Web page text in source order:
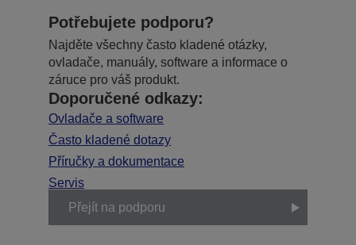
Potřebujete podporu?
Najděte všechny často kladené otázky,
ovladače, manuály, software a informace o
záruce pro váš produkt.
Doporučené odkazy:
Ovladače a software
Často kladené dotazy
Příručky a dokumentace
Servis
Přejít na podporu